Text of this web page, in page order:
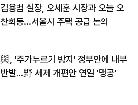
김용범 실장, 오세훈 시장과 오늘 오
찬회동...서울시 주택 공급 논의
與, '주가누르기 방지' 정부안에 내부
반발…野 세제 개편안 연일 '맹공'